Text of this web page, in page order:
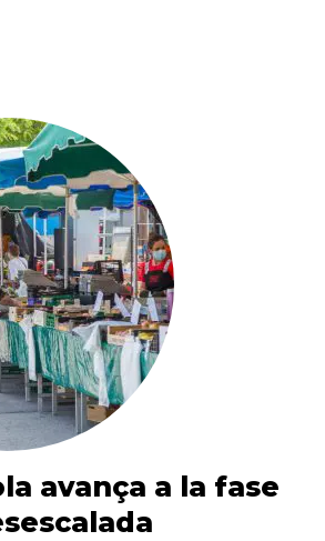
avança a la fase